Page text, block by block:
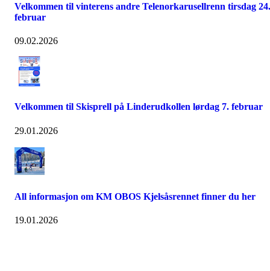
Velkommen til vinterens andre Telenorkarusellrenn tirsdag 24.
februar
09.02.2026
Velkommen til Skisprell på Linderudkollen lørdag 7. februar
29.01.2026
All informasjon om KM OBOS Kjelsåsrennet finner du her
19.01.2026